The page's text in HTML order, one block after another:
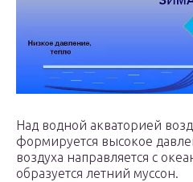
Над водной акваторией
формируется высокое
воздуха направляется с
образуется летний муссон.